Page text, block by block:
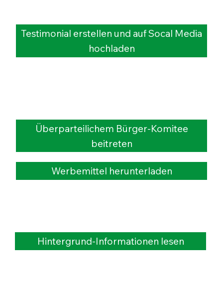
Testimonial erstellen und auf Socal Media
hochladen
Überparteilichem Bürger-Komitee
beitreten
Hintergrund-Informationen lesen
Werbemittel herunterladen